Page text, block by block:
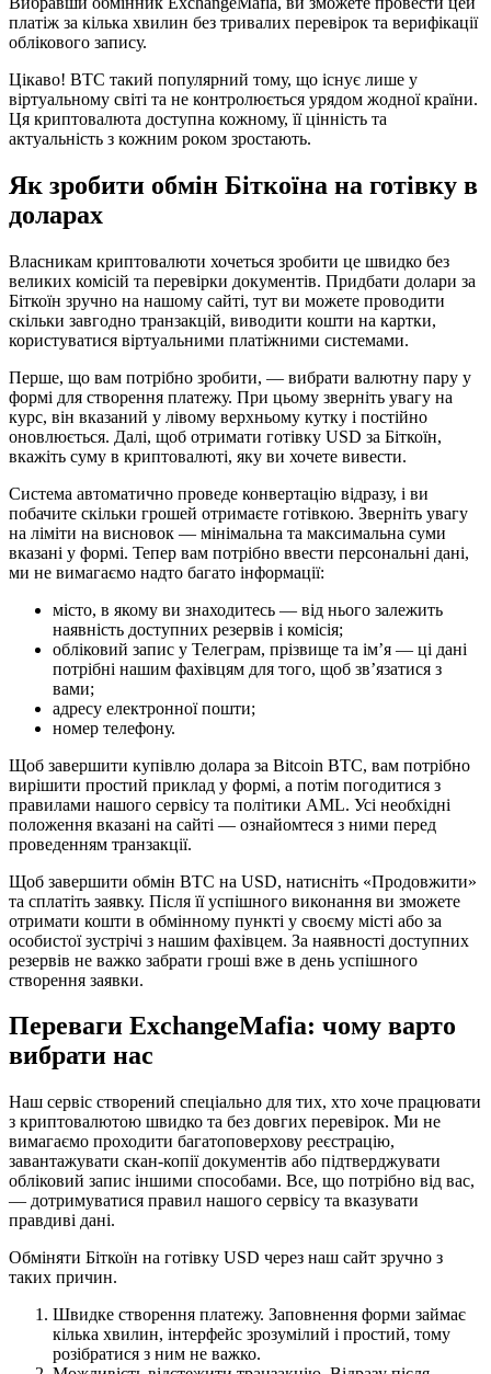
платіж за кілька хвилин без тривалих перевірок та верифікації
облікового запису.
Цікаво! BTC такий популярний тому, що існує лише у
віртуальному світі та не контролюється урядом жодної країни.
Ця криптовалюта доступна кожному, її цінність та
актуальність з кожним роком зростають.
Як зробити обмін Біткоїна на готівку в
доларах
Власникам криптовалюти хочеться зробити це швидко без
великих комісій та перевірки документів. Придбати долари за
Біткоїн зручно на нашому сайті, тут ви можете проводити
скільки завгодно транзакцій, виводити кошти на картки,
користуватися віртуальними платіжними системами.
Перше, що вам потрібно зробити, — вибрати валютну пару у
формі для створення платежу. При цьому зверніть увагу на
курс, він вказаний у лівому верхньому кутку і постійно
оновлюється. Далі, щоб отримати готівку USD за Біткоїн,
вкажіть суму в криптовалюті, яку ви хочете вивести.
Система автоматично проведе конвертацію відразу, і ви
побачите скільки грошей отримаєте готівкою. Зверніть увагу
на ліміти на висновок — мінімальна та максимальна суми
вказані у формі. Тепер вам потрібно ввести персональні дані,
ми не вимагаємо надто багато інформації:
місто, в якому ви знаходитесь — від нього залежить
наявність доступних резервів і комісія;
обліковий запис у Телеграм, прізвище та ім’я — ці дані
потрібні нашим фахівцям для того, щоб зв’язатися з
вами;
адресу електронної пошти;
номер телефону.
Щоб завершити купівлю долара за Bitcoin BTC, вам потрібно
вирішити простий приклад у формі, а потім погодитися з
правилами нашого сервісу та політики AML. Усі необхідні
положення вказані на сайті — ознайомтеся з ними перед
проведенням транзакції.
Щоб завершити обмін BTC на USD, натисніть «Продовжити»
та сплатіть заявку. Після її успішного виконання ви зможете
отримати кошти в обмінному пункті у своєму місті або за
особистої зустрічі з нашим фахівцем. За наявності доступних
резервів не важко забрати гроші вже в день успішного
створення заявки.
Переваги ExchangeMafia: чому варто
вибрати нас
Наш сервіс створений спеціально для тих, хто хоче працювати
з криптовалютою швидко та без довгих перевірок. Ми не
вимагаємо проходити багатоповерхову реєстрацію,
завантажувати скан-копії документів або підтверджувати
обліковий запис іншими способами. Все, що потрібно від вас,
— дотримуватися правил нашого сервісу та вказувати
правдиві дані.
Обміняти Біткоїн на готівку USD через наш сайт зручно з
таких причин.
Швидке створення платежу. Заповнення форми займає
кілька хвилин, інтерфейс зрозумілий і простий, тому
розібратися з ним не важко.